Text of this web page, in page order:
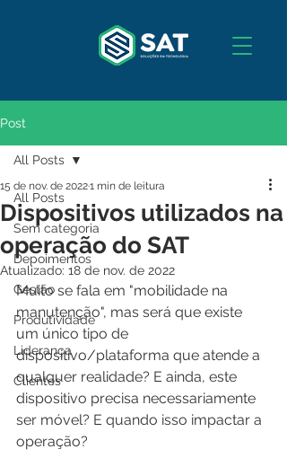
Post
All Posts
Sem categoria
Depoimentos
Gestão
Produtividade
Liderança
Clientes
All Posts
Dispositivos utilizados na
operação do SAT
15 de nov. de 20221 min de leitura
Atualizado: 18 de nov. de 2022
Muito se fala em "mobilidade na
manutenção", mas será que existe
um único tipo de
dispositivo/plataforma que atende a
qualquer realidade? E ainda, este
dispositivo precisa necessariamente
ser móvel? E quando isso impactar a
operação?